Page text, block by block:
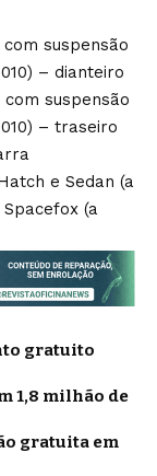
suspensão
– dianteiro
suspensão
– traseiro
e Sedan (a
(a
gratuito
1,8 milhão de
gratuita em